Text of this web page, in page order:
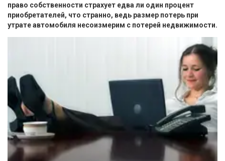
право собственности страхует едва ли один процент
приобретателей, что странно, ведь размер потерь при
утрате автомобиля несоизмерим с потерей недвижимости.